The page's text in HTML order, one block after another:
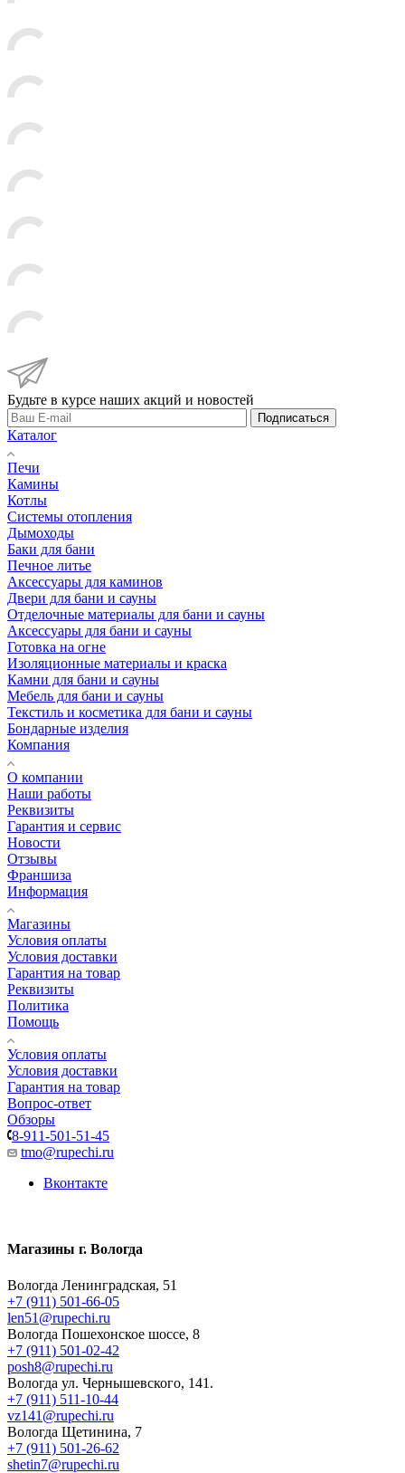
Будьте в курсе наших акций и новостей
Подписаться
Каталог
Печи
Камины
Котлы
Системы отопления
Дымоходы
Баки для бани
Печное литье
Аксессуары для каминов
Двери для бани и сауны
Отделочные материалы для бани и сауны
Аксессуары для бани и сауны
Готовка на огне
Изоляционные материалы и краска
Камни для бани и сауны
Мебель для бани и сауны
Текстиль и косметика для бани и сауны
Бондарные изделия
Компания
О компании
Наши работы
Реквизиты
Гарантия и сервис
Новости
Отзывы
Франшиза
Информация
Магазины
Условия оплаты
Условия доставки
Гарантия на товар
Реквизиты
Политика
Помощь
Условия оплаты
Условия доставки
Гарантия на товар
Вопрос-ответ
Обзоры
8-911-501-51-45
tmo@rupechi.ru
Вконтакте
Магазины г. Вологда
Вологда Ленинградская, 51
+7 (911) 501-66-05
len51@rupechi.ru
Вологда Пошехонское шоссе, 8
+7 (911) 501-02-42
posh8@rupechi.ru
Вологда ул. Чернышевского, 141.
+7 (911) 511-10-44
vz141@rupechi.ru
Вологда Щетинина, 7
+7 (911) 501-26-62
shetin7@rupechi.ru